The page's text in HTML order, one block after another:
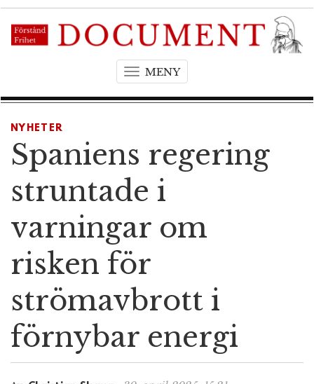
MENYT
g
e
n
i
g
o
NYHETER
Spaniens regering
struntade i
varningar om
risken för
strömavbrott i
förnybar energi